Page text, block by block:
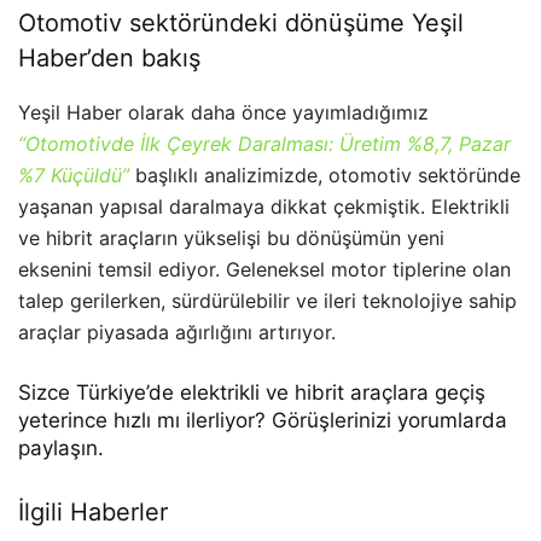
Otomotiv sektöründeki dönüşüme Yeşil
Haber’den bakış
Yeşil Haber olarak daha önce yayımladığımız
“Otomotivde İlk Çeyrek Daralması: Üretim %8,7, Pazar
%7 Küçüldü”başlıklı analizimizde, otomotiv sektöründe
yaşanan yapısal daralmaya dikkat çekmiştik. Elektrikli
ve hibrit araçların yükselişi bu dönüşümün yeni
eksenini temsil ediyor. Geleneksel motor tiplerine olan
talep gerilerken, sürdürülebilir ve ileri teknolojiye sahip
araçlar piyasada ağırlığını artırıyor.
Sizce Türkiye’de elektrikli ve hibrit araçlara geçiş
yeterince hızlı mı ilerliyor? Görüşlerinizi yorumlarda
paylaşın.
İlgili Haberler